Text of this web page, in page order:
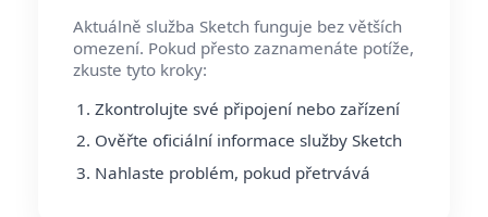
Aktuálně služba Sketch funguje bez větších
omezení. Pokud přesto zaznamenáte potíže,
zkuste tyto kroky:
Zkontrolujte své připojení nebo zařízení
Ověřte oficiální informace služby Sketch
Nahlaste problém, pokud přetrvává